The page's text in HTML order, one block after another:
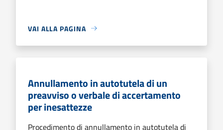
VAI ALLA PAGINA
Annullamento in autotutela di un
preavviso o verbale di accertamento
per inesattezze
Procedimento di annullamento in autotutela di